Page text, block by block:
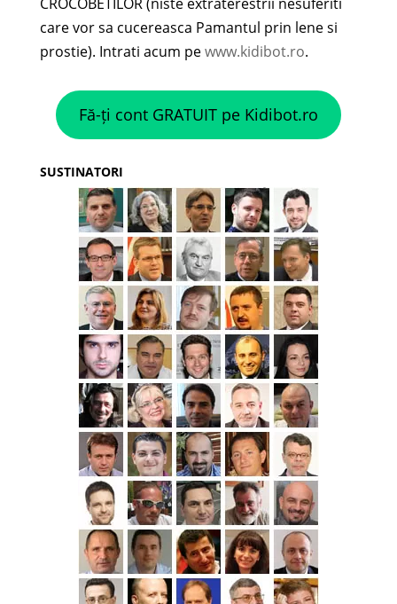
care vor sa cucereasca Pamantul prin lene si
prostie). Intrati acum pewww.kidibot.ro.
Fă-ți cont GRATUIT pe Kidibot.ro
SUSTINATORI